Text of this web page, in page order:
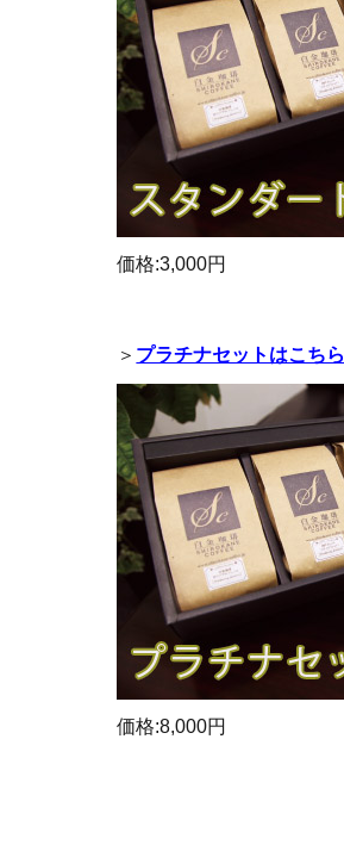
価格:3,000円
＞ プラチナセットはこちら
価格:8,000円